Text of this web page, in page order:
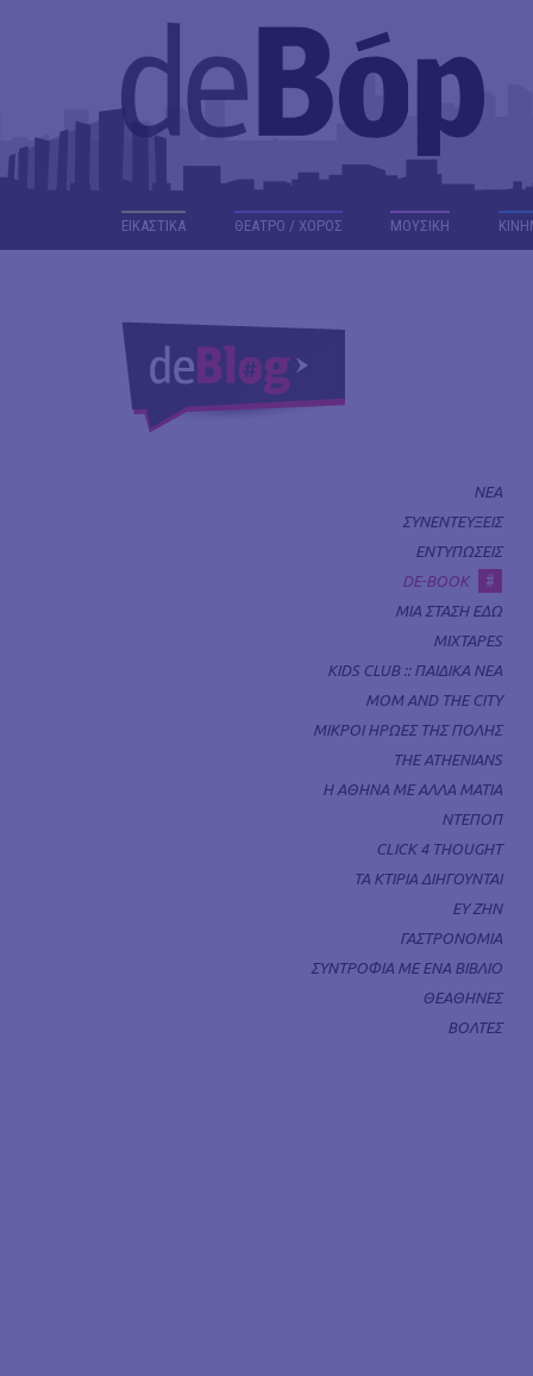
ΕΙΚΑΣΤΙΚΑ ΘΕΑΤΡΟ / ΧΟΡΟΣ ΜΟΥΣΙΚΗ
ΝΕΑ
ΣΥΝΕΝΤΕΥΞΕΙΣ
ΕΝΤΥΠΩΣΕΙΣ
DE-BOOK
#
ΜΙΑ ΣΤΑΣΗ ΕΔΩ
MIXTAPES
KIDS CLUB :: ΠΑΙΔΙΚΑ ΝΕΑ
MOM AND THE CITY
ΜΙΚΡΟΙ ΗΡΩΕΣ ΤΗΣ ΠΟΛΗΣ
THE ATHENIANS
Η ΑΘΗΝΑ ΜΕ ΑΛΛΑ ΜΑΤΙΑ
ΝΤΕΠΟΠ
CLICK 4 THOUGHT
ΤΑ ΚΤΙΡΙΑ ΔΙΗΓΟΥΝΤΑΙ
ΕΥ ΖΗΝ
ΓΑΣΤΡΟΝΟΜΙΑ
ΣΥΝΤΡΟΦΙΑ ΜΕ ΕΝΑ ΒΙΒΛΙΟ
ΘΕΑΘΗΝΕΣ
ΒΟΛΤΕΣ